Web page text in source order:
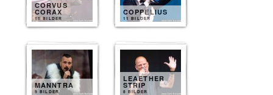
CORVUS
CORAX
11 BILDER
COPPELIUS
11 BILDER
MANNTRA
9 BILDER
LEAETHER
STRIP
8 BILDER